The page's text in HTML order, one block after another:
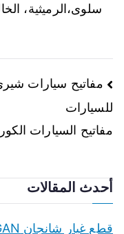
سلوى،الرميثية،
تصفّح
المقالات
للسيارات
أحدث المقالات